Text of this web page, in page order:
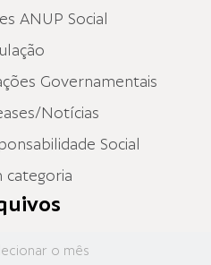
ANUP Social
Governamentais
Notícias
Social
categoria